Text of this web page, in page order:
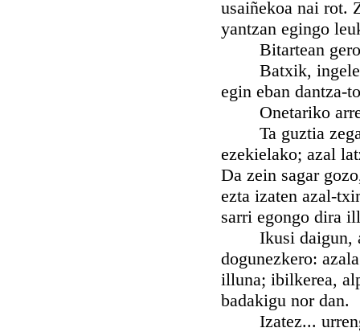
usaiñekoa nai rot.
yantzan egingo
Bitartean
Batxik,
egin eban dantza-
Onetariko
Ta guztia
ezekielako; azal
Da zein sagar
ezta izaten azal-
sarri egongo dira
Ikusi daigun, al
dogunezkero:
illuna; ibilkerea,
badakigu nor dan.
Izatez... urrengo